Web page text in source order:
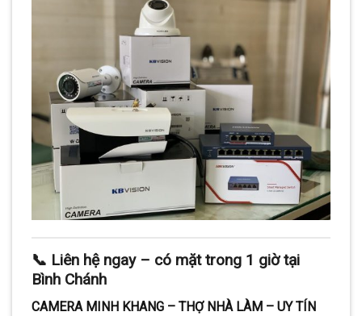
📞 Liên hệ ngay – có mặt trong 1 giờ tại
Bình Chánh
CAMERA MINH KHANG – THỢ NHÀ LÀM – UY TÍN